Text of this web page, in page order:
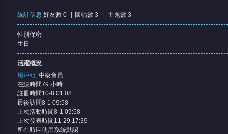
統計信息 好友數 0 回帖數 3 主題數 3
性別 保密
生日 -
活躍概況
用戶組 中級會員
在線時間79 小時
註冊時間 10-8 01:08
最後訪問8-1 09:58
上次活動時間8-1 09:58
上次發表時間 11-29 17:39
所在時區使用系統默認